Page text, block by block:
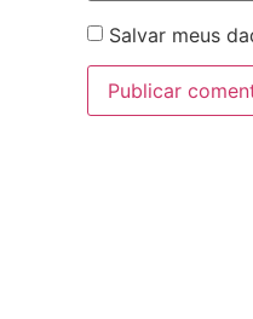
Salvar meus